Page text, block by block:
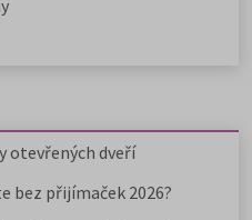
otevřených dveří
bez přijímaček 2026?